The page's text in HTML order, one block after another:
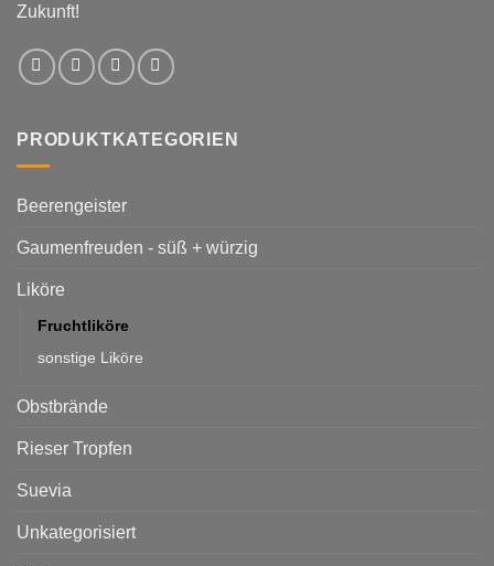
Zukunft!
PRODUKTKATEGORIEN
Beerengeister
Gaumenfreuden - süß + würzig
Liköre
Fruchtliköre
sonstige Liköre
Obstbrände
Rieser Tropfen
Suevia
Unkategorisiert